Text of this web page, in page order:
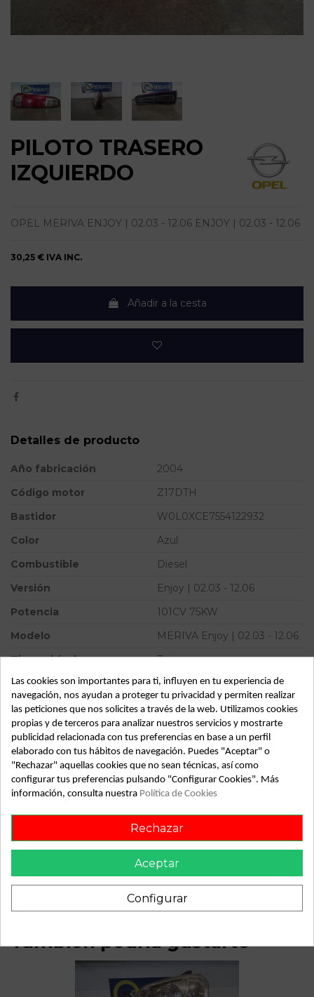
PILOTO TRASERO
IZQUIERDO
OPEL MERIVA ENJOY | 02.03 - 12.06 ENJOY | 02.03 - 12.06
30,25 € IVA INC.
Añadir a la cesta
Detalles de producto
Año fabricación
2004
Código motor
Z17DTH
Bastidor
W0L0XCE7554122932
Color
Azul
Combustible
Diesel
Versión
Enjoy | 02.03 - 12.06
Potencia
101CV 75KW
Modelo
MERIVA Enjoy | 02.03 - 12.06
Tipo vehículo
Turismo
Almacén
49349
SubAlmacén
367
SubSubAlmacén
100029348
ID: 813741
Fecha disponible: 2022-05-30
Recambio de piloto trasero izquierdo para opel meriva enjoy
| 02.03 - 12.06 enjoy | 02.03 - 12.06 referencia OEM IAM
También podría gustarte
Las cookies son importantes para ti, influyen en tu experiencia de
navegación, nos ayudan a proteger tu privacidad y permiten realizar
las peticiones que nos solicites a través de la web. Utilizamos cookies
propias y de terceros para analizar nuestros servicios y mostrarte
publicidad relacionada con tus preferencias en base a un perfil
elaborado con tus hábitos de navegación. Puedes "Aceptar" o
"Rechazar" aquellas cookies que no sean técnicas, así como
configurar tus preferencias pulsando "Configurar Cookies". Más
información, consulta nuestra Política de Cookies
Rechazar
Aceptar
Configurar